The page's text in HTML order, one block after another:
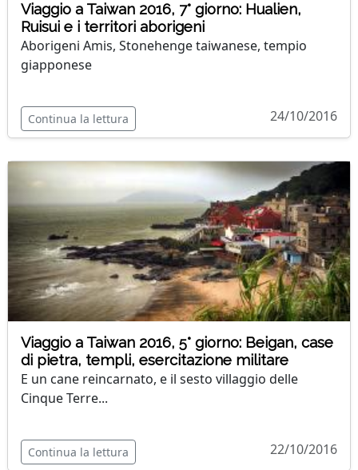
Viaggio a Taiwan 2016, 7° giorno: Hualien,
Ruisui e i territori aborigeni
Aborigeni Amis, Stonehenge taiwanese, tempio
giapponese
Continua la lettura 24/10/2016
Viaggio a Taiwan 2016, 5° giorno: Beigan, case
di pietra, templi, esercitazione militare
E un cane reincarnato, e il sesto villaggio delle
Cinque Terre...
Continua la lettura 22/10/2016